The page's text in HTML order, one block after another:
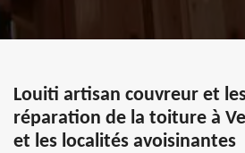
Louiti artisan couvreur et
réparation de la toiture à
et les localités avoisinantes